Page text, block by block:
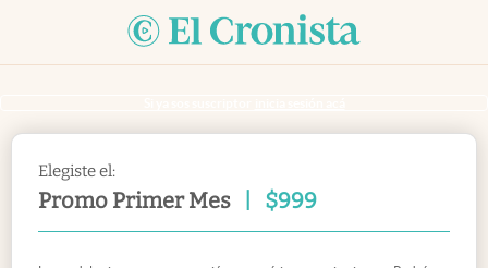
Elegiste el:
Promo Primer Mes $999